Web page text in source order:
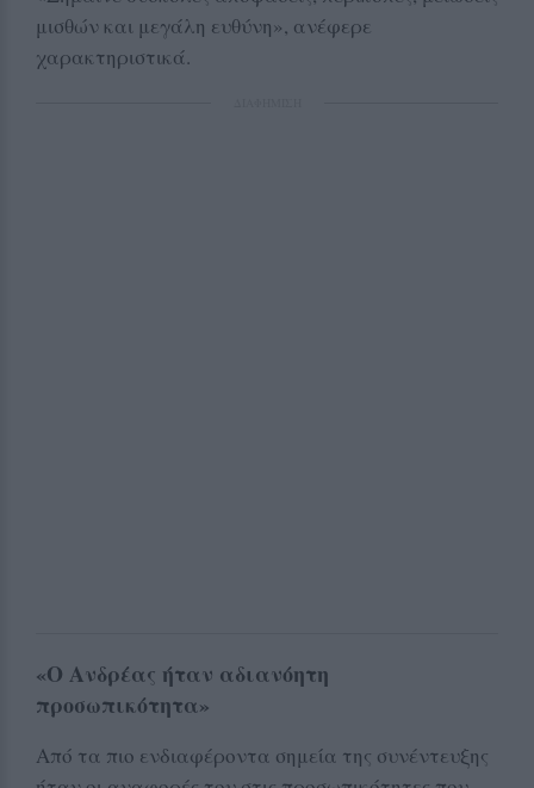
μισθών και μεγάλη ευθύνη», ανέφερε
χαρακτηριστικά.
«Ο Ανδρέας ήταν αδιανόητη
προσωπικότητα»
Από τα πιο ενδιαφέροντα σημεία της συνέντευξης